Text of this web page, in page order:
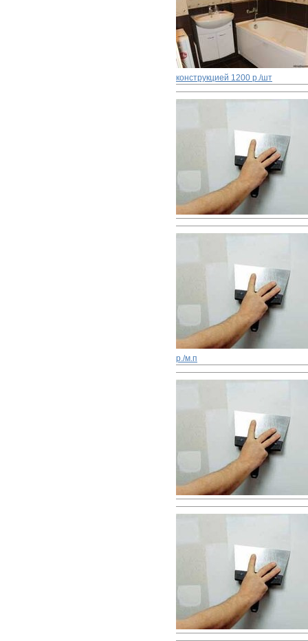
конструкцией 1200 р./шт
р./м.п